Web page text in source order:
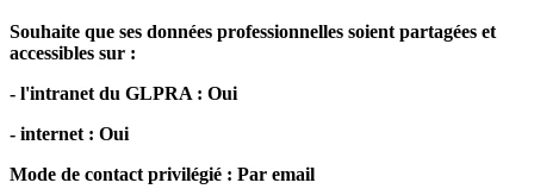
Souhaite que ses données professionnelles soient partagées et
accessibles sur :
- l'intranet du GLPRA : Oui
- internet : Oui
Mode de contact privilégié : Par email